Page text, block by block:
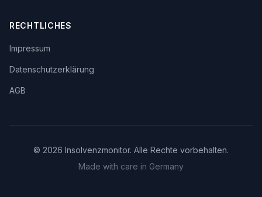
RECHTLICHES
Impressum
Datenschutzerklärung
AGB
© 2026 Insolvenzmonitor. Alle Rechte vorbehalten.
Made with care in Germany